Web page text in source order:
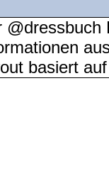
basiert